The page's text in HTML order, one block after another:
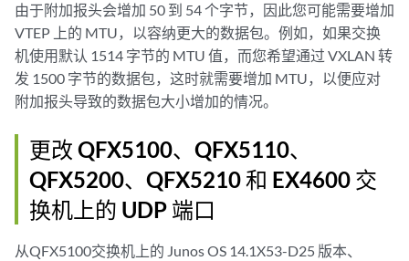
由于附加报头会增加 50 到 54 个字节，因此您可能需要增加
VTEP 上的 MTU，以容纳更大的数据包。例如，如果交换
机使用默认 1514 字节的 MTU 值，而您希望通过 VXLAN 转
发 1500 字节的数据包，这时就需要增加 MTU，以便应对
附加报头导致的数据包大小增加的情况。
更改 QFX5100、QFX5110、
QFX5200、QFX5210 和 EX4600 交
换机上的 UDP 端口
从QFX5100交换机上的 Junos OS 14.1X53-D25 版本、